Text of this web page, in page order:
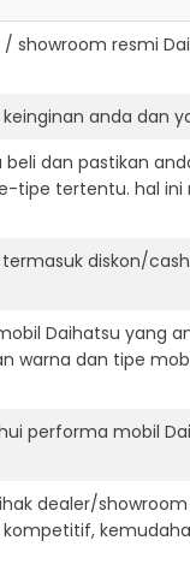
showroom resmi
anda dan
dan pastikan
tipe tertentu. hal
diskon/
Daihatsu yang
dan tipe
performa mobil
dealer/